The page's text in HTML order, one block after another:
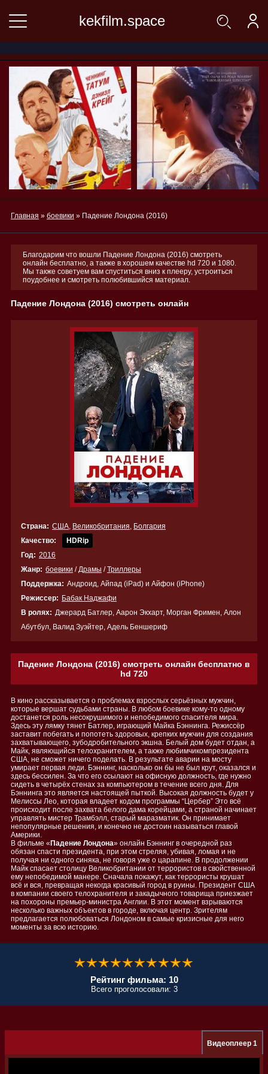
kekfilm.space
Главная » боевики » Падение Лондона (2016)
Благодарим что вошли Падение Лондона (2016) смотреть
онлайн бесплатно, а также в хорошем качестве hd 720 и 1080.
Мы также советуем вам спуститься вниз к плееру, устроиться
поудобнее и смотреть полюбившийся материал.
Падение Лондона (2016) смотреть онлайн
Страна: США, Великобритания, Болгария
Качество:
HDRip
Год: 2016
Жанр: боевики /Драмы /Триллеры
Поддержка: Андроид, Айпад (iPad) и Айфон (iPhone)
Режиссер: Бабак Наджафи
В ролях: Джерард Батлер, Аарон Экхарт, Морган Фримен, Алон
Абутбул, Валид Зуэйтер, Адель Беншериф
Падение Лондона (2016) смотреть онлайн бесплатно в
hd 720
В кино рассказывается о проблемах взрослых серьёзных мужчин,
которые вершат судьбами страны. В любом боевике кому-то одному
достанется роль несокрушимого и непобедимого спасителя мира.
Здесь эту лямку тянет Батлер, играющий Майка Бэннинга. Режиссёр
заставит побегать и попотеть здоровых, крепких мужчин для создания
захватывающего, зубодробительного экшна. Белый дом будет отдан, а
Майк, являющийся телохранителем, а также любимчикомпрезидента
США, не сможет ничего поделать. В результате аварии на мосту
умирает первая леди. Бэннинг, насколько он бы не был крут, оказался и
здесь бессилен. За что его ссылают на офисную должность, где нужно
сидеть в четырёх стенах за компьютером в течение всего дня. Для
Бэннинга это является настоящей пыткой. Высокая должность будет у
Мелиссы Лео, которая владеет кодом программы “Цербер” Это всё
происходит после захвата белого дама корейцами, а страной начинает
управлять мистер Трамбэлл, старый маразматик. Он принимает
непопулярные решения, и конечно не достоин называться главой
Америки.
В фильме « Падение Лондона» онлайн Бэннинг в очередной раз
обязан спасти президента, при этом стреляя, убивая, ломая и не
получая ни одного синяка, не говоря уже о царапине. В продолжении
Майк спасает столицу Великобритании от террористов в свойственной
ему непобедимой манере. Сначала покажут, как террористы крушат
всё и вся, превращая некогда красивый город в руины. Президент США
в компании своего телохранителя и закадычного товарища приезжает
на похороны премьер-министра Англии. В этот момент взрываются
несколько важных объектов в городе, включая центр. Зрителям
предлагается полюбоваться Лондоном в самые кризисные для него
моменты за всю историю.
Рейтинг фильма: 10
Всего проголосовали: 3
Видеоплеер 1